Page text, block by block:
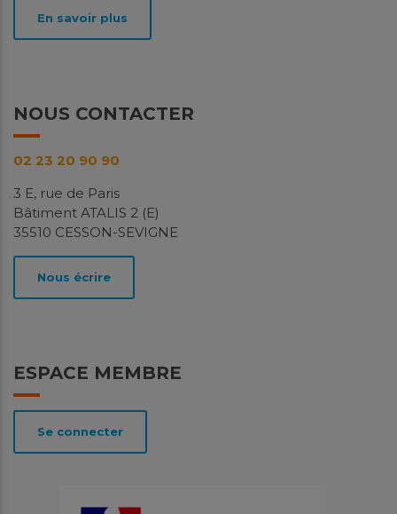
(NH3) a déjà été mise en...
Avril
2026
Surveillance des niveaux de
particules dans l’air ambiant –
Pourquoi ces mesures? Soucieuse de la qualité de
l’air sur son territoire, la commune de Domagné, en
lien avec l’exploitant...
En savoir plus
ESPACE MEMBRE
Se connecter
En savoir plus
NOUS CONTACTER
02 23 20 90 90
3 E, rue de Paris
Bâtiment ATALIS 2 (E)
35510 CESSON-SEVIGNE
Nous écrire